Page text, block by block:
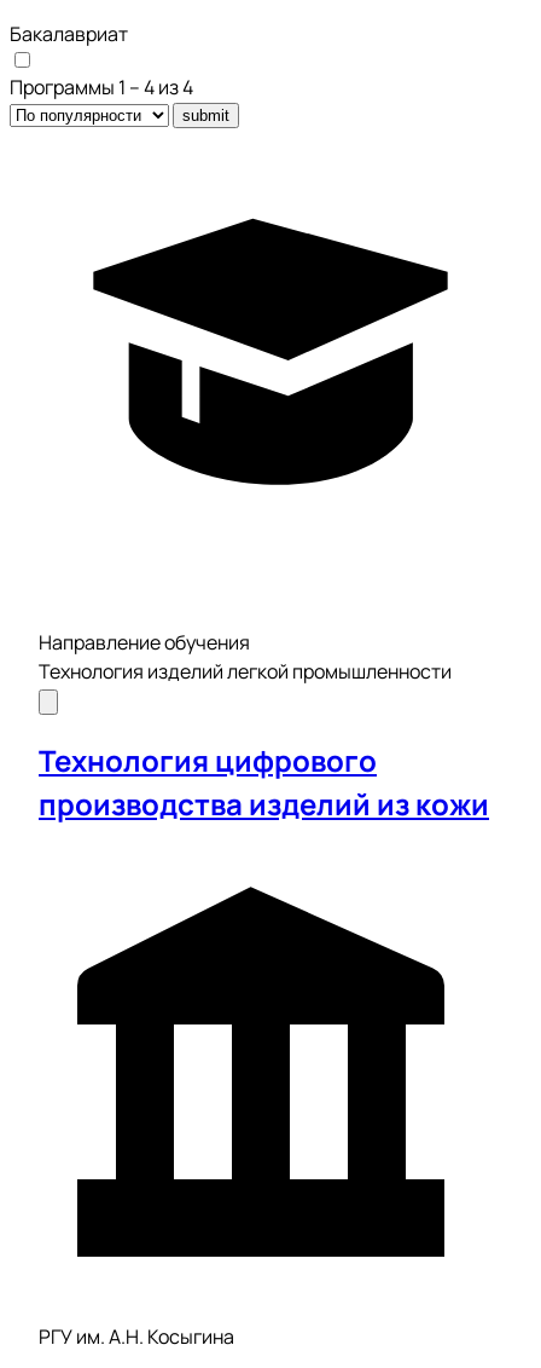
Бакалавриат
Программы 1 – 4 из 4
submit
Направление обучения
Технология изделий легкой промышленности
Технология цифрового
производства изделий из кожи
РГУ им. А.Н. Косыгина